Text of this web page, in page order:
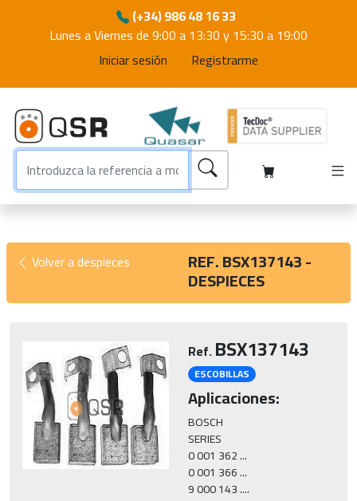
(+34) 986 48 16 33
Lunes a Viernes de 9:00 a 13:30 y 15:30 a 19:00
Iniciar sesión
Registrarme
Volver a despieces REF. BSX137143 -
DESPIECES
Ref.BSX137143
ESCOBILLAS
Aplicaciones:
BOSCH
SERIES
0 001 362 ...
0 001 366 ...
9 000 143 ....